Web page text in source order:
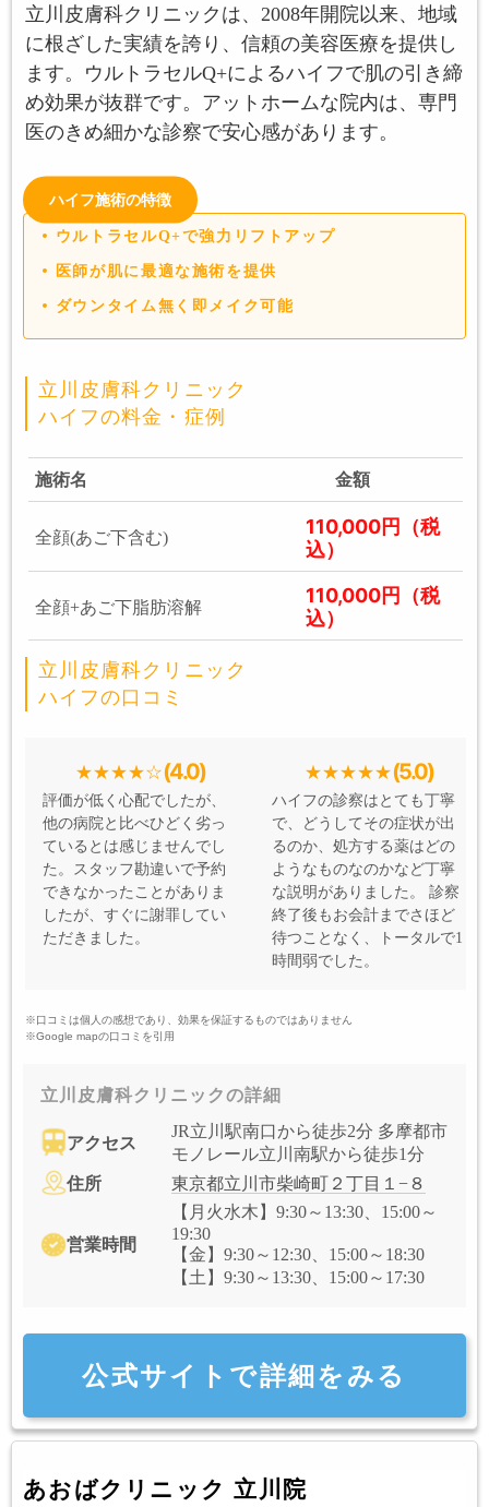
立川皮膚科クリニックは、2008年開院以来、地域
に根ざした実績を誇り、信頼の美容医療を提供し
ます。ウルトラセルQ+によるハイフで肌の引き締
め効果が抜群です。アットホームな院内は、専門
医のきめ細かな診察で安心感があります。
ハイフ施術の特徴
ウルトラセルQ+で強力リフトアップ
医師が肌に最適な施術を提供
ダウンタイム無く即メイク可能
立川皮膚科クリニック
ハイフの料金・症例
施術名 金額
全顔(あご下含む)
110,000円（税
込）
全顔+あご下脂肪溶解
110,000円（税
込）
立川皮膚科クリニック
ハイフの口コミ
(4.0)
評価が低く心配でしたが、
他の病院と比べひどく劣っ
ているとは感じませんでし
た。スタッフ勘違いで予約
できなかったことがありま
したが、すぐに謝罪してい
ただきました。
(5.0)
ハイフの診察はとても丁寧
で、どうしてその症状が出
るのか、処方する薬はどの
ようなものなのかなど丁寧
な説明がありました。 診察
終了後もお会計までさほど
待つことなく、トータルで1
時間弱でした。
※口コミは個人の感想であり、効果を保証するものではありません
※Google mapの口コミを引用
立川皮膚科クリニックの詳細
アクセス
JR立川駅南口から徒歩2分 多摩都市
モノレール立川南駅から徒歩1分
住所
東京都立川市柴崎町２丁目１−８
営業時間
【月火水木】9:30～13:30、15:00～
19:30
【金】9:30～12:30、15:00～18:30
【土】9:30～13:30、15:00～17:30
公式サイトで詳細をみる
あおばクリニック 立川院